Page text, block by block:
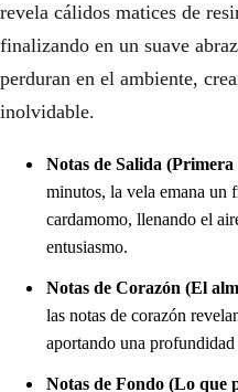
revela cálidos matices de
finalizando en un suave
perduran en el ambiente,
inolvidable.
Notas de Salida
minutos, la vela emana un
cardamomo, llenando el
entusiasmo.
Notas de Corazón (El
las notas de corazón
aportando una
Notas de Fondo (Lo que